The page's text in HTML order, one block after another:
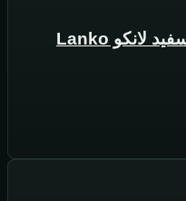
چسب کاشی پودری پرسلان سفید لانکو Lanko